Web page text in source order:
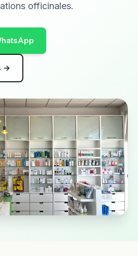
officinales.
→